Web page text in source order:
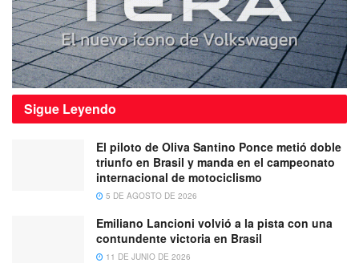
Sigue Leyendo
El piloto de Oliva Santino Ponce metió doble
triunfo en Brasil y manda en el campeonato
internacional de motociclismo
5 DE AGOSTO DE 2026
Emiliano Lancioni volvió a la pista con una
contundente victoria en Brasil
11 DE JUNIO DE 2026